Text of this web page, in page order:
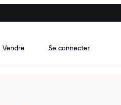
Vendre Se connecter